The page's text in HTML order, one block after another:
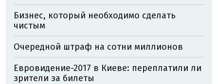
Бизнес, который необходимо сделать
чистым
Очередной штраф на сотни миллионов
Евровидение-2017 в Киеве: переплатили ли
зрители за билеты